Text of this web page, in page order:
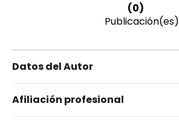
(0)
Publicación(es)
Datos del Autor
Kauffer, Edith
Afiliación profesional